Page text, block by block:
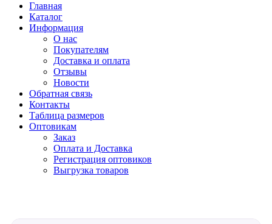
Главная
Каталог
Информация
О нас
Покупателям
Доставка и оплата
Отзывы
Новости
Обратная связь
Контакты
Таблица размеров
Оптовикам
Заказ
Оплата и Доставка
Регистрация оптовиков
Выгрузка товаров